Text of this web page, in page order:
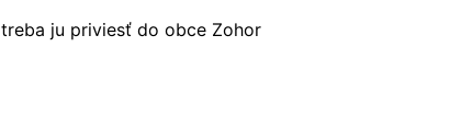
ju priviesť do obce Zohor